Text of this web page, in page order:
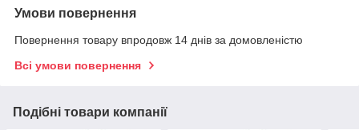
Умови повернення
Повернення товару впродовж 14 днів за домовленістю
Всі умови повернення
Подібні товари компанії